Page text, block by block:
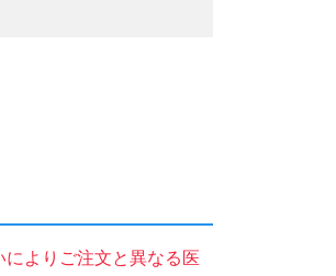
よりご注文と異なる医